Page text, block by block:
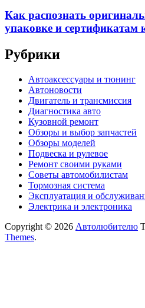
Как распознать
упаковке и сертификатам
Рубрики
Автоаксессуары и тюнинг
Автоновости
Двигатель и трансмиссия
Диагностика авто
Кузовной ремонт
Обзоры и выбор запчастей
Обзоры моделей
Подвеска и рулевое
Ремонт своими руками
Советы автомобилистам
Тормозная система
Эксплуатация и
Электрика и электроника
Copyright © 2026 Автолюбителю
Themes.